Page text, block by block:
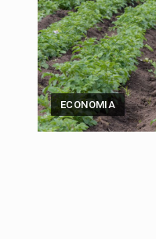
ECONOMIA